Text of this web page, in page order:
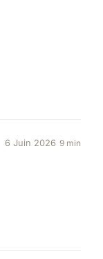
6 Juin 2026 9 min